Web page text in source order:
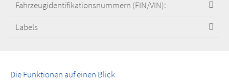
Fahrzeugidentifikationsnummern (FIN/VIN):
Labels
Die Funktionen auf einen Blick